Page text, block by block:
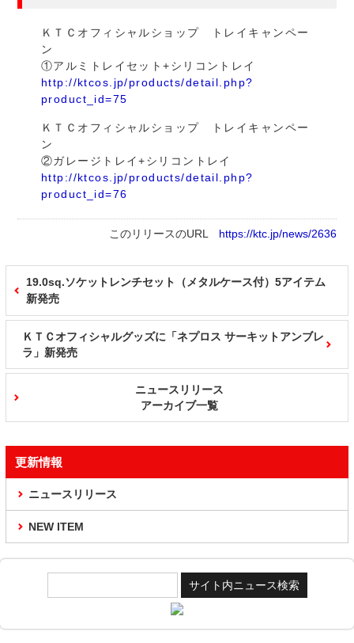
ＫＴＣオフィシャルショップ トレイキャンペー
ン
①アルミトレイセット+シリコントレイ
http://ktcos.jp/products/detail.php?
product_id=75
ＫＴＣオフィシャルショップ トレイキャンペー
ン
②ガレージトレイ+シリコントレイ
http://ktcos.jp/products/detail.php?
product_id=76
このリリースのURL https://ktc.jp/news/2636
19.0sq.ソケットレンチセット（メタルケース付）5アイテム
新発売
ニュースリリース
アーカイブ一覧
ＫＴＣオフィシャルグッズに「ネプロス サーキットアンブレ
ラ」新発売
更新情報
ニュースリリース
NEW ITEM